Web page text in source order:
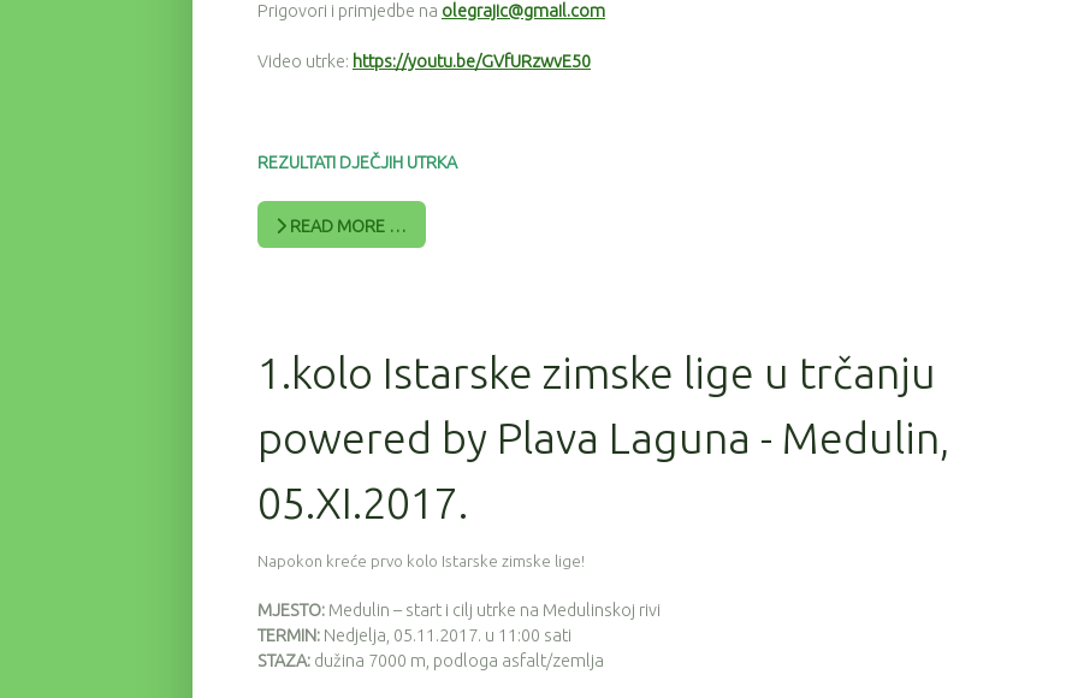
Prigovori i primjedbe na olegrajic@gmail.com
Video utrke: https://youtu.be/GVfURzwvE50
REZULTATI DJEČJIH UTRKA
READ MORE …
1.kolo Istarske zimske lige u trčanju
powered by Plava Laguna - Medulin,
05.XI.2017.
Napokon kreće prvo kolo Istarske zimske lige!
MJESTO: Medulin – start i cilj utrke na Medulinskoj rivi
TERMIN: Nedjelja, 05.11.2017. u 11:00 sati
STAZA: dužina 7000 m, podloga asfalt/zemlja